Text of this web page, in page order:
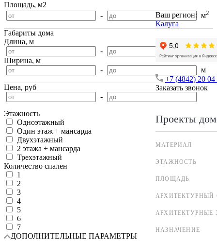
Ваш регион:
Калуга
+7 (4842) 20 04
Заказать звонок
Проекты
МАТЕРИАЛ
ЭТАЖНОСТЬ
ПЛОЩАДЬ
АРХИТЕКТУРНЫЙ
АРХИТЕКТУРНЫЕ
НАЗНАЧЕНИЕ
Площадь, м2
-
м2
Габариты дома
Длина, м
-
м
Ширина, м
-
м
Цена, руб
-
Этажность
Одноэтажный
Один этаж + мансарда
Двухэтажный
2 этажа + мансарда
Трехэтажный
Количество спален
1
2
3
4
5
6
7
ДОПОЛНИТЕЛЬНЫЕ ПАРАМЕТРЫ